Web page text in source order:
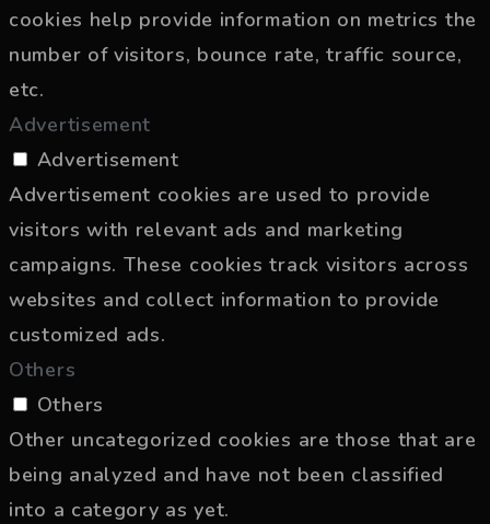
cookies help provide information on metrics the
number of visitors, bounce rate, traffic source,
etc.
Advertisement
Advertisement
Advertisement cookies are used to provide
visitors with relevant ads and marketing
campaigns. These cookies track visitors across
websites and collect information to provide
customized ads.
Others
Others
Other uncategorized cookies are those that are
being analyzed and have not been classified
into a category as yet.